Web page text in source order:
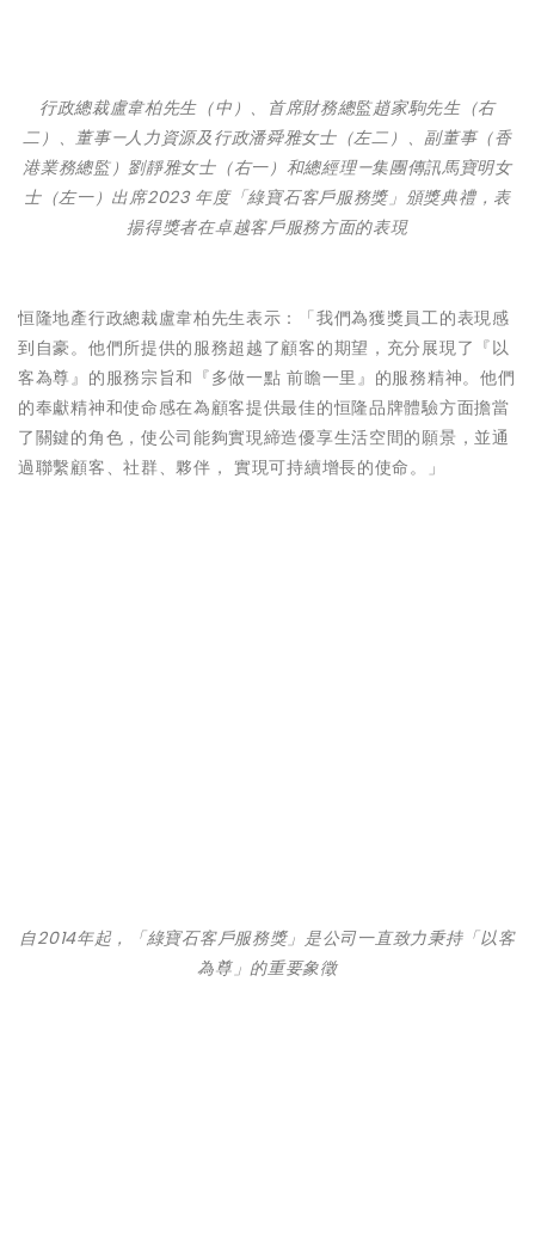
行政總裁盧韋柏先生（中）、首席財務總監趙家駒先生（右
二）、董事—人力資源及行政潘舜雅女士（左二）、副董事（香
港業務總監）劉靜雅女士（右一）和總經理—集團傳訊馬寶明女
士（左一）出席2023 年度「綠寶石客戶服務獎」頒獎典禮，表
揚得獎者在卓越客戶服務方面的表現
恒隆地產行政總裁盧韋柏先生表示：「我們為獲獎員工的表現感
到自豪。他們所提供的服務超越了顧客的期望，充分展現了『以
客為尊』的服務宗旨和『多做一點 前瞻一里』的服務精神。他們
的奉獻精神和使命感在為顧客提供最佳的恒隆品牌體驗方面擔當
了關鍵的角色，使公司能夠實現締造優享生活空間的願景，並通
過聯繫顧客、社群、夥伴， 實現可持續增長的使命。」
自2014年起，「綠寶石客戶服務獎」是公司一直致力秉持「以客
為尊」的重要象徵